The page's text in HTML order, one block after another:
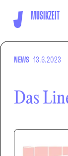
MUSIKZEIT
NEWS 13.6.2023
Das